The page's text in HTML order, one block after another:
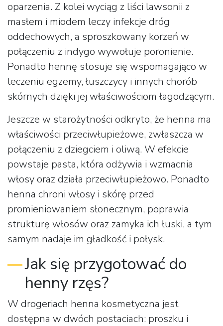
oparzenia. Z kolei wyciąg z liści lawsonii z
masłem i miodem leczy infekcje dróg
oddechowych, a sproszkowany korzeń w
połączeniu z indygo wywołuje poronienie.
Ponadto hennę stosuje się wspomagająco w
leczeniu egzemy, łuszczycy i innych chorób
skórnych dzięki jej właściwościom łagodzącym.
Jeszcze w starożytności odkryto, że henna ma
właściwości przeciwłupieżowe, zwłaszcza w
połączeniu z dziegciem i oliwą. W efekcie
powstaje pasta, która odżywia i wzmacnia
włosy oraz działa przeciwłupieżowo. Ponadto
henna chroni włosy i skórę przed
promieniowaniem słonecznym, poprawia
strukturę włosów oraz zamyka ich łuski, a tym
samym nadaje im gładkość i połysk.
Jak się przygotować do
henny rzęs?
W drogeriach henna kosmetyczna jest
dostępna w dwóch postaciach: proszku i